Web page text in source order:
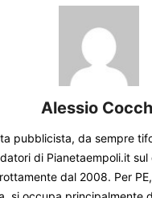
Alessio
pubblicista, da sempre
di Pianetaempoli.it sul
dal 2008. Per